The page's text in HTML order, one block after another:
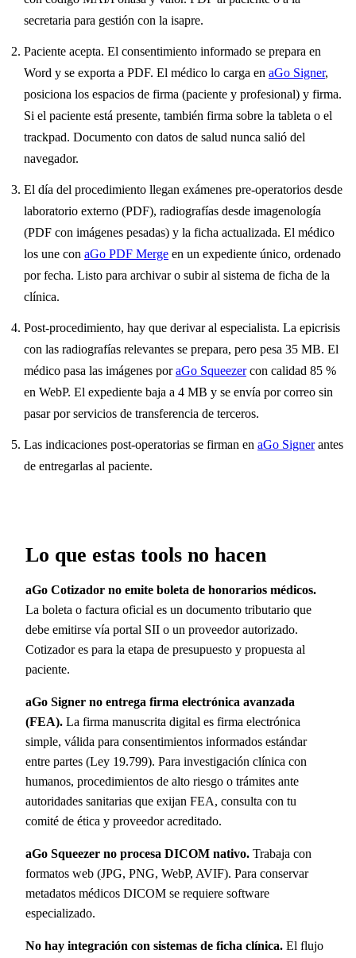
secretaria para gestión con la isapre.
Paciente acepta. El consentimiento informado se prepara en
Word y se exporta a PDF. El médico lo carga en aGo Signer,
posiciona los espacios de firma (paciente y profesional) y firma.
Si el paciente está presente, también firma sobre la tableta o el
trackpad. Documento con datos de salud nunca salió del
navegador.
El día del procedimiento llegan exámenes pre-operatorios desde
laboratorio externo (PDF), radiografías desde imagenología
(PDF con imágenes pesadas) y la ficha actualizada. El médico
los une con aGo PDF Merge en un expediente único, ordenado
por fecha. Listo para archivar o subir al sistema de ficha de la
clínica.
Post-procedimiento, hay que derivar al especialista. La epicrisis
con las radiografías relevantes se prepara, pero pesa 35 MB. El
médico pasa las imágenes poraGo Squeezercon calidad 85 %
en WebP. El expediente baja a 4 MB y se envía por correo sin
pasar por servicios de transferencia de terceros.
Las indicaciones post-operatorias se firman en aGo Signerantes
de entregarlas al paciente.
Lo que estas tools no hacen
aGo Cotizador no emite boleta de honorarios médicos.
La boleta o factura oficial es un documento tributario que
debe emitirse vía portal SII o un proveedor autorizado.
Cotizador es para la etapa de presupuesto y propuesta al
paciente.
aGo Signer no entrega firma electrónica avanzada
(FEA). La firma manuscrita digital es firma electrónica
simple, válida para consentimientos informados estándar
entre partes (Ley 19.799). Para investigación clínica con
humanos, procedimientos de alto riesgo o trámites ante
autoridades sanitarias que exijan FEA, consulta con tu
comité de ética y proveedor acreditado.
aGo Squeezer no procesa DICOM nativo. Trabaja con
formatos web (JPG, PNG, WebP, AVIF). Para conservar
metadatos médicos DICOM se requiere software
especializado.
No hay integración con sistemas de ficha clínica. El flujo